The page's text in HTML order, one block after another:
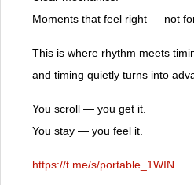
Moments that feel right — not
This is where rhythm meets
and timing quietly turns into
You scroll — you get it.
You stay — you feel it.
https://t.me/s/portable_1WIN